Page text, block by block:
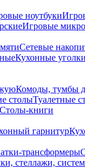
ноутбуки
Игровые
Сетевые
Кухонные
Комоды, тумбы
столыТуалетные
Столы-книги
гарнитур
трансформеры
стеллажи,